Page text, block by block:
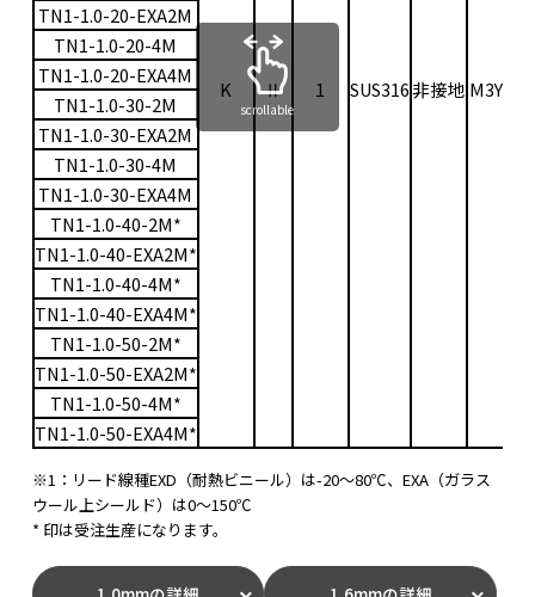
K Ⅱ 1 SUS316非接地 M3Y
TN1-1.0-20-EXA2M
TN1-1.0-20-4M
TN1-1.0-20-EXA4M
TN1-1.0-30-2M
TN1-1.0-30-EXA2M
TN1-1.0-30-4M
TN1-1.0-30-EXA4M
TN1-1.0-40-2M*
TN1-1.0-40-EXA2M*
TN1-1.0-40-4M*
TN1-1.0-40-EXA4M*
TN1-1.0-50-2M*
TN1-1.0-50-EXA2M*
TN1-1.0-50-4M*
TN1-1.0-50-EXA4M*
scrollable
※1：リード線種EXD（耐熱ビニール）は-20〜80℃、EXA（ガラス
ウール上シールド）は0〜150℃
* 印は受注生産になります。